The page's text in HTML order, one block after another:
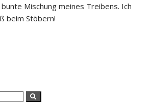
Mischung meines Treibens. Ich
beim Stöbern!